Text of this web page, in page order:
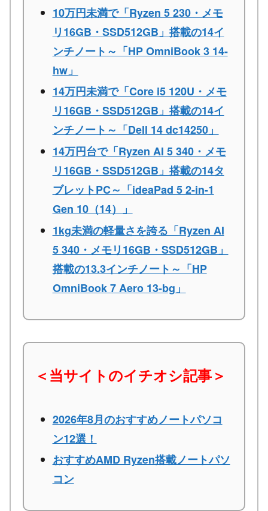
10万円未満で「Ryzen 5 230・メモ
リ16GB・SSD512GB」搭載の14イ
ンチノート～「HP OmniBook 3 14-
hw」
14万円未満で「Core i5 120U・メモ
リ16GB・SSD512GB」搭載の14イ
ンチノート～「Dell 14 dc14250」
14万円台で「Ryzen AI 5 340・メモ
リ16GB・SSD512GB」搭載の14タ
ブレットPC～「ideaPad 5 2-in-1
Gen 10（14）」
1kg未満の軽量さを誇る「Ryzen AI
5 340・メモリ16GB・SSD512GB」
搭載の13.3インチノート～「HP
OmniBook 7 Aero 13-bg」
＜当サイトのイチオシ記事＞
2026年8月のおすすめノートパソコ
ン12選！
おすすめAMD Ryzen搭載ノートパソ
コン